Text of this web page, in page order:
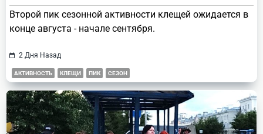
Второй пик сезонной активности клещей ожидается в
конце августа - начале сентября.
2 Дня Назад
АКТИВНОСТЬ КЛЕЩИ ПИК СЕЗОН